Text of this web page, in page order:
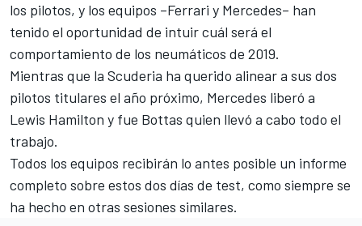
los pilotos, y los equipos –Ferrari y Mercedes– han
tenido el oportunidad de intuir cuál será el
comportamiento de los neumáticos de 2019.
Mientras que la Scuderia ha querido alinear a sus dos
pilotos titulares el año próximo, Mercedes liberó a
Lewis Hamilton y fue Bottas quien llevó a cabo todo el
trabajo.
Todos los equipos recibirán lo antes posible un informe
completo sobre estos dos días de test, como siempre se
ha hecho en otras sesiones similares.